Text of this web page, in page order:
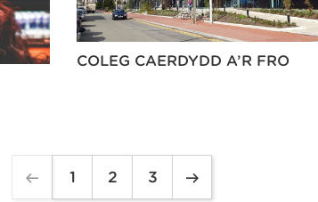
COLEG CAERDYDD A’R FRO
1 2 3